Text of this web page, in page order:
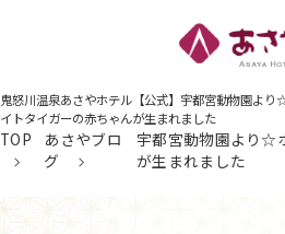
鬼怒川温泉あさやホテル【公式】宇都宮動物園より
イトタイガーの赤ちゃんが生まれました
TOP
あさやブロ
グ
宇都宮動物園より☆
が生まれました